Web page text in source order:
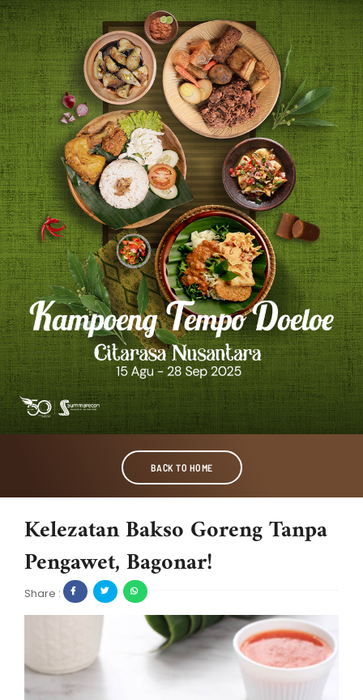
BACK TO HOME
Kelezatan Bakso Goreng Tanpa
Pengawet, Bagonar!
Share :